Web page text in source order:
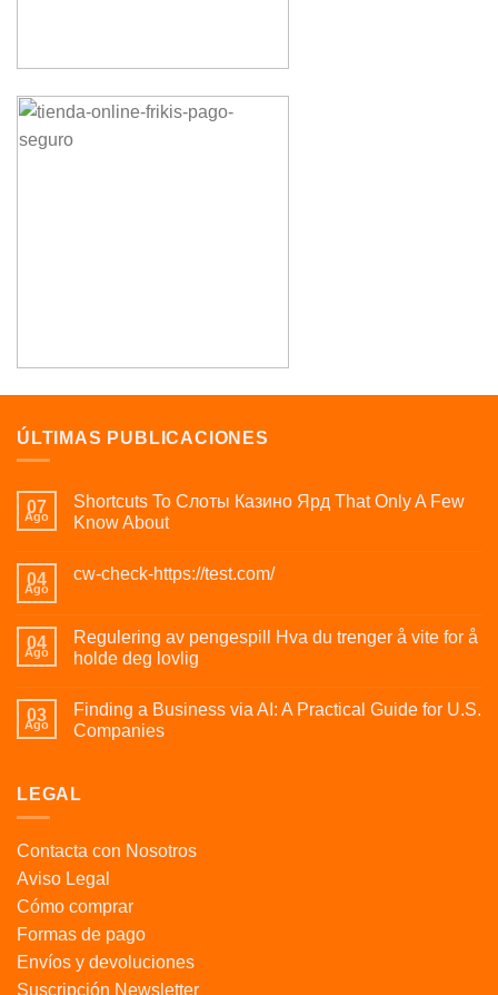
ÚLTIMAS PUBLICACIONES
07
Ago
Shortcuts To Слоты Казино Ярд That Only A Few
Know About
04
Ago
cw-check-https://test.com/
04
Ago
Regulering av pengespill Hva du trenger å vite for å
holde deg lovlig
03
Ago
Finding a Business via AI: A Practical Guide for U.S.
Companies
LEGAL
Contacta con Nosotros
Aviso Legal
Cómo comprar
Formas de pago
Envíos y devoluciones
Suscripción Newsletter